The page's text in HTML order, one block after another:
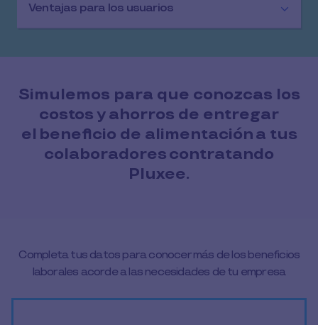
Ventajas para los usuarios
Simulemos para que conozcas los
costos y ahorros de entregar
el beneficio de alimentación a tus
colaboradores contratando
Pluxee.
Completa tus datos para conocer más de los beneficios
laborales acorde a las necesidades de tu empresa